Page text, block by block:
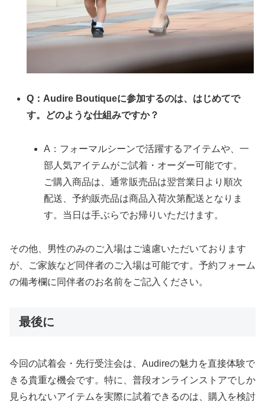
Q：Audire Boutiqueに参加するのは、はじめてで
す。どのような仕組みですか？
A：フォーマルシーンで活躍するアイテムや、一
部人気アイテムがご試着・オーダー可能です。
ご購入商品は、通常販売品は翌営業日より順次
配送、予約販売品は商品入荷次第配送となりま
す。当日は手ぶらでお帰りいただけます。
その他、男性のみのご入場はご遠慮いただいております
が、ご家族など同伴者のご入場は可能です。予約フォーム
の備考欄に同伴者のお名前をご記入ください。
最後に
今回の試着会・先行受注会は、Audireの魅力を直接体験で
きる貴重な機会です。特に、普段オンラインストアでしか
見られないアイテムを実際に試着できるのは、購入を検討